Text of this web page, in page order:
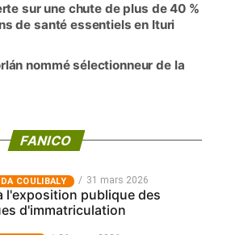
sur une chute de plus de 40 %
de santé essentiels en Ituri
nommé sélectionneur de la
FANICO
COULIBALY 31 mars 2026
l'exposition publique des
d'immatriculation